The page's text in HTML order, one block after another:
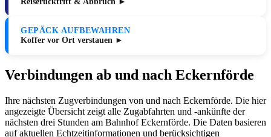
GEPÄCK AUFBEWAHREN
Koffer vor Ort verstauen ►
Verbindungen ab und nach Eckernförde
Ihre nächsten Zugverbindungen von und nach Eckernförde. Die hier
angezeigte Übersicht zeigt alle Zugabfahrten und -ankünfte der
nächsten drei Stunden am Bahnhof Eckernförde. Die Daten basieren
auf aktuellen Echtzeitinformationen und berücksichtigen